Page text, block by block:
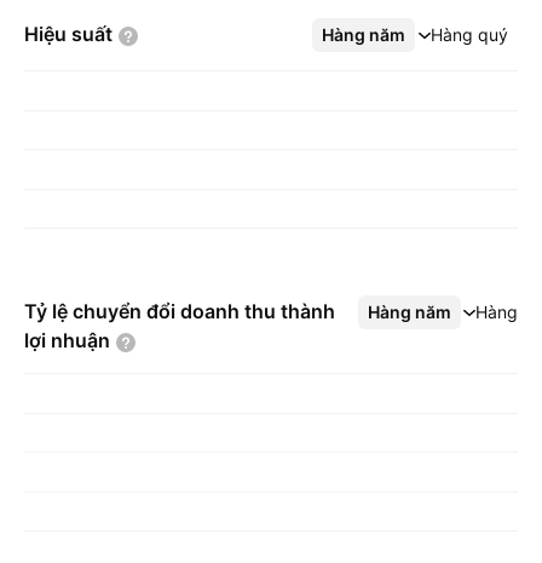
Hiệu suất Hàng năm Hàng quý
Xem thêm
Tỷ lệ chuyển đổi doanh thu thành
lợi nhuận
Hàng năm Hàng
Xem thêm